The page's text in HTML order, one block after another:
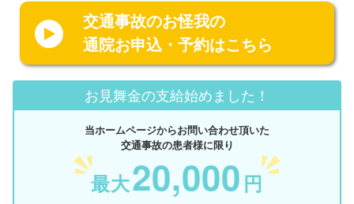
交通事故のお怪我の
通院お申込・予約はこちら
お見舞金の支給始めました！
当ホームページからお問い合わせ頂いた
交通事故の患者様に限り
最大20,000 円